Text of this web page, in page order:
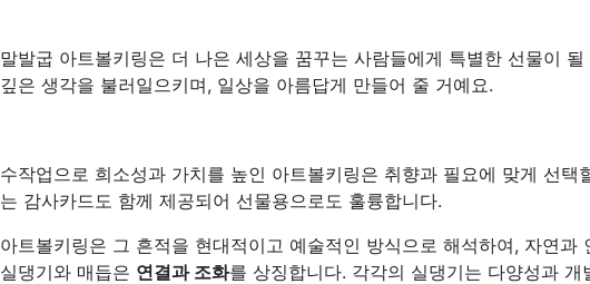
말발굽 아트볼키링은 더 나은 세상을 꿈꾸는 사람들에게 특별한 선물이
깊은 생각을 불러일으키며, 일상을 아름답게 만들어 줄 거예요.
수작업으로 희소성과 가치를 높인 아트볼키링은 취향과 필요에 맞게 선
는 감사카드도 함께 제공되어 선물용으로도 훌륭합니다.
아트볼키링은 그 흔적을 현대적이고 예술적인 방식으로 해석하여, 자연
실댕기와 매듭은 연결과 조화를 상징합니다. 각각의 실댕기는 다양성과